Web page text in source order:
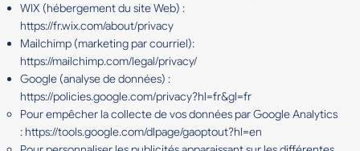
WIX (hébergement du site Web) :
https://fr.wix.com/about/privacy
Mailchimp (marketing par courriel):
https://mailchimp.com/legal/privacy/
Google (analyse de données) :
https://policies.google.com/privacy?hl=fr&gl=fr
Pour empêcher la collecte de vos données par Google Analytics
: https://tools.google.com/dlpage/gaoptout?hl=en